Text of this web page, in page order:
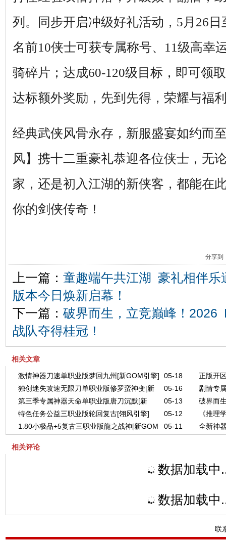
列。同步开启冲级好礼活动，5月26日
名前10侠士可获专属称号、11级高幸
骑碎片；达成60-120级目标，即可领
达标额外奖励，先到先得，荣耀与福
经典武侠风骨永存，新服盛宴如约而
风】携十二重豪礼恭迎各位侠士，无
家，还是初入江湖的新侠客，都能在
你的剑侠传奇！
分享到
上一篇： 童趣端午共江湖 豪礼相伴
版本今日焕新启幕！
下一篇： 破界而生，立竞巅峰！2026
战队夺得桂冠！
相关文章
05-18
激情神器刀速单职业版梦回九州[新GOM引擎]
正版开
GOM引
05-16
独创迷失攻速无限刀单职业版修罗蛮神变[新
GOM引擎]
剧情专
GOM引
05-13
第三季专属神器天命单职业版唐刀沉默[新
GOM引擎]
破界而
落幕，
05-12
特色任务公益三职业版轮回复古[翎风引擎]
《推理
05-11
1.80小极品+5复古三职业版龍之战神[新GOM
全新神
相关评论
数据加载中
数据加载中
联